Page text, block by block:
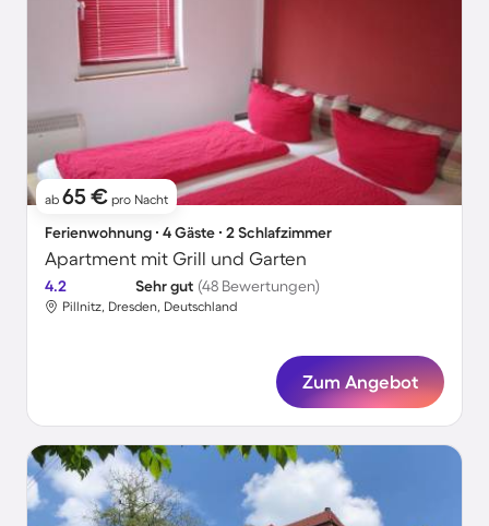
ab 65 € pro Nacht
Ferienwohnung ∙ 4 Gäste ∙ 2 Schlafzimmer
Apartment mit Grill und Garten
4.2 Sehr gut (48 Bewertungen)
Pillnitz, Dresden, Deutschland
Zum Angebot